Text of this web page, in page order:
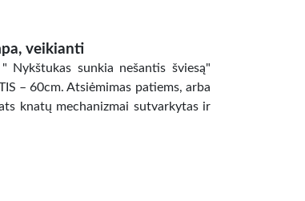
veikianti
Nykštukas sunkia nešantis šviesą"
– 60cm. Atsiėmimas patiems, arba
knatų mechanizmai sutvarkytas ir